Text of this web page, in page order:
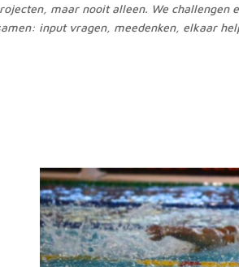
maar nooit alleen. We
input vragen, meedenken, elkaar